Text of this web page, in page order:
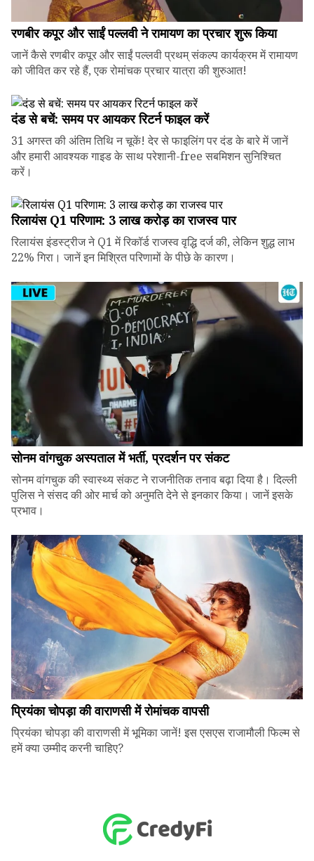
रणबीर कपूर और साईं पल्लवी ने रामायण का प्रचार शुरू किया
जानें कैसे रणबीर कपूर और साईं पल्लवी प्रथम् संकल्प कार्यक्रम में रामायण
को जीवित कर रहे हैं, एक रोमांचक प्रचार यात्रा की शुरुआत!
दंड से बचें: समय पर आयकर रिटर्न फाइल करें
31 अगस्त की अंतिम तिथि न चूकें! देर से फाइलिंग पर दंड के बारे में जानें
और हमारी आवश्यक गाइड के साथ परेशानी-free सबमिशन सुनिश्चित
करें।
रिलायंस Q1 परिणाम: ₹3 लाख करोड़ का राजस्व पार
रिलायंस इंडस्ट्रीज ने Q1 में रिकॉर्ड राजस्व वृद्धि दर्ज की, लेकिन शुद्ध लाभ
22% गिरा। जानें इन मिश्रित परिणामों के पीछे के कारण।
सोनम वांगचुक अस्पताल में भर्ती, प्रदर्शन पर संकट
सोनम वांगचुक की स्वास्थ्य संकट ने राजनीतिक तनाव बढ़ा दिया है। दिल्ली
पुलिस ने संसद की ओर मार्च को अनुमति देने से इनकार किया। जानें इसके
प्रभाव।
प्रियंका चोपड़ा की वाराणसी में रोमांचक वापसी
प्रियंका चोपड़ा की वाराणसी में भूमिका जानें! इस एसएस राजामौली फिल्म से
हमें क्या उम्मीद करनी चाहिए?